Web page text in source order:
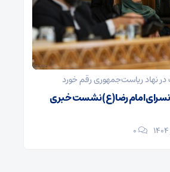
نهاد ریاست‌جمهوری رقم خورد
امام رضا(ع) نشست خبری
0